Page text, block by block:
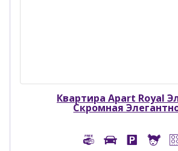
Квартира Apart Royal
Скромная